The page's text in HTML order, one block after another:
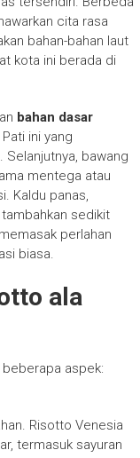
cita rasa
bahan-bahan laut
kota ini berada di
bahan dasar
ini yang
bawang
mentega atau
Kaldu panas,
sedikit
perlahan
biasa.
ala
aspek:
Risotto Venesia
termasuk sayuran